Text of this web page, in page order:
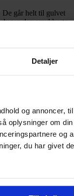
Detaljer
og annoncer,
oplysninger om
og
du har givet